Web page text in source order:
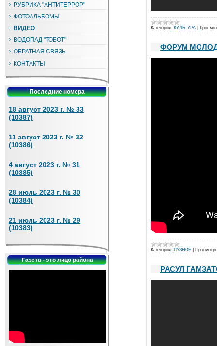
РУБРИКА "АНТИТЕРРОР"
ФОТОАЛЬБОМЫ
ВИДЕО
ВОДОПАД "ТОБОТ"
ОБРАТНАЯ СВЯЗЬ
КОНТАКТЫ
Последние номера
18 август 2023 г. № 33
(10387)
11 август 2023 г. № 32
(10386)
4 август 2023 г. № 31
(10385)
28 июль 2023 г. № 30
(10384)
21 июль 2023 г. № 29
(10383)
Газета - это лицо района
Категория: КУЛЬТУРА
ФОРУМ
Категория: РАЗНОЕ
РАСУЛ